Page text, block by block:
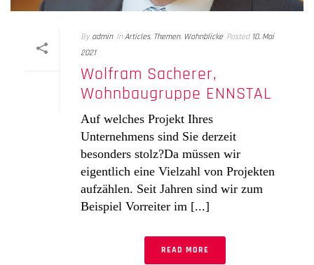
By admin In Articles, Themen, Wohnblicke Posted 10. Mai
2021
Wolfram Sacherer,
Wohnbaugruppe ENNSTAL
Auf welches Projekt Ihres
Unternehmens sind Sie derzeit
besonders stolz?Da müssen wir
eigentlich eine Vielzahl von Projekten
aufzählen. Seit Jahren sind wir zum
Beispiel Vorreiter im [...]
READ MORE